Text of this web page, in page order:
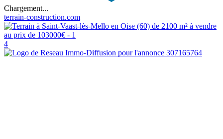
Chargement...
terrain-construction.com
4